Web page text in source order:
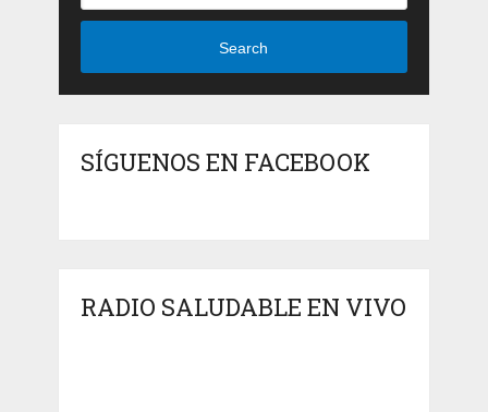
Search
SÍGUENOS EN FACEBOOK
RADIO SALUDABLE EN VIVO